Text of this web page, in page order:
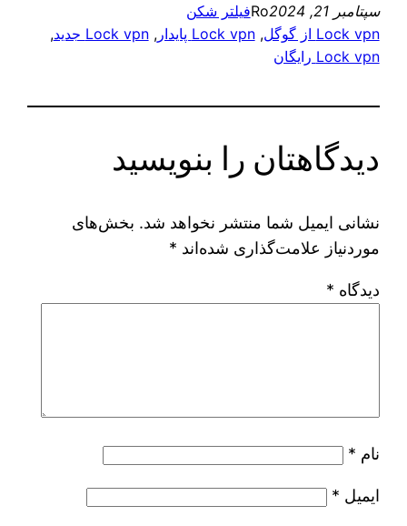
سپتامبر 21, 2024 Roفیلتر شکن
Lock vpn از گوگل
, Lock vpn پایدار , Lock vpn جدید
,
Lock vpn رایگان
دیدگاهتان را بنویسید
نشانی ایمیل شما منتشر نخواهد شد. بخش‌های
موردنیاز علامت‌گذاری شده‌اند *
دیدگاه *
نام *
ایمیل *